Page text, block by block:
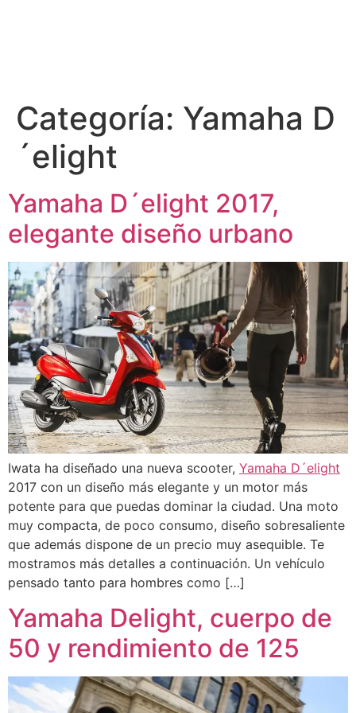
Categoría: Yamaha D
´elight
Yamaha D´elight 2017,
elegante diseño urbano
Iwata ha diseñado una nueva scooter, Yamaha D´elight
2017 con un diseño más elegante y un motor más
potente para que puedas dominar la ciudad. Una moto
muy compacta, de poco consumo, diseño sobresaliente
que además dispone de un precio muy asequible. Te
mostramos más detalles a continuación. Un vehículo
pensado tanto para hombres como […]
Yamaha Delight, cuerpo de
50 y rendimiento de 125